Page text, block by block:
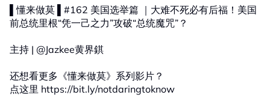
▌懂来做莫 ▌#162 美国选举篇 ｜大难不死必有后福！美国
前总统里根“凭一己之力”攻破“总统魔咒”？
主持 | @Jazkee黄界錤
还想看更多《懂来做莫》系列影片？
点这里 https://bit.ly/notdaringtoknow